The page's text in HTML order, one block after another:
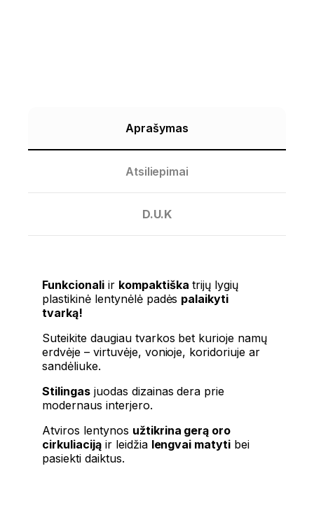
Aprašymas
Atsiliepimai
D.U.K
Funkcionaliir kompaktiška trijų lygių
plastikinė lentynėlė padės palaikyti
tvarką!
Suteikite daugiau tvarkos bet kurioje namų
erdvėje – virtuvėje, vonioje, koridoriuje ar
sandėliuke.
Stilingasjuodas dizainas dera prie
modernaus interjero.
Atviros lentynos užtikrina gerą oro
cirkuliacijąir leidžia lengvai matyti bei
pasiekti daiktus.